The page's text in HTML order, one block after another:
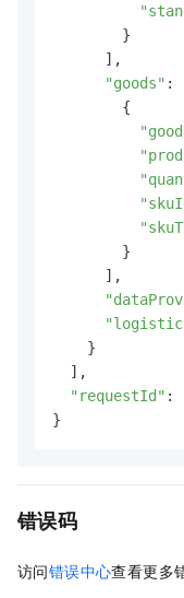
        }
      ],
"goods" :
        {
        }
      ],
    }
  ],
"requestId" :
}
错误码
访问错误中心查看更多